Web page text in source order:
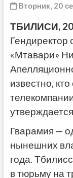
Вторник, 20
ТБИЛИСИ, 20
Гендиректор
«Мтавари»
известно,
Гварамия —
нынешних
года.
в тюрьму на